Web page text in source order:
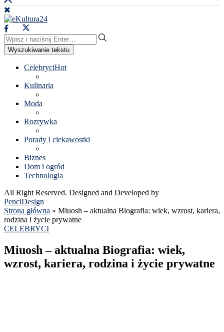
Wyszukiwanie tekstu
CelebryciHot
Kulinaria
Moda
Rozrywka
Porady i ciekawostki
Biznes
Dom i ogród
Technologia
All Right Reserved. Designed and Developed by
PenciDesign
Strona główna » Miuosh – aktualna Biografia: wiek, wzrost, kariera,
rodzina i życie prywatne
CELEBRYCI
Miuosh – aktualna Biografia: wiek,
wzrost, kariera, rodzina i życie prywatne